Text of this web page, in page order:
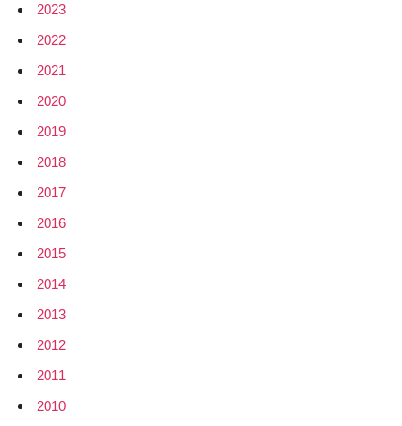
2023
2022
2021
2020
2019
2018
2017
2016
2015
2014
2013
2012
2011
2010